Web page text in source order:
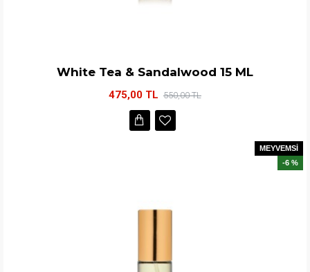
White Tea & Sandalwood 15 ML
475,00 TL 550,00 TL
MEYVEMSİ
-6 %